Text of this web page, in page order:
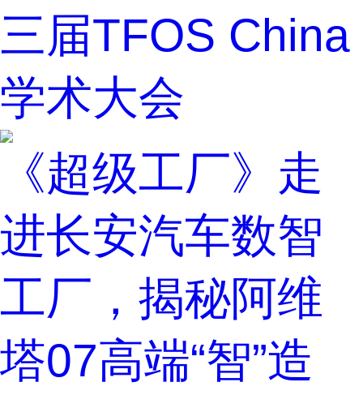
三届TFOS China
学术大会
《超级工厂》走
进长安汽车数智
工厂，揭秘阿维
塔07高端“智”造